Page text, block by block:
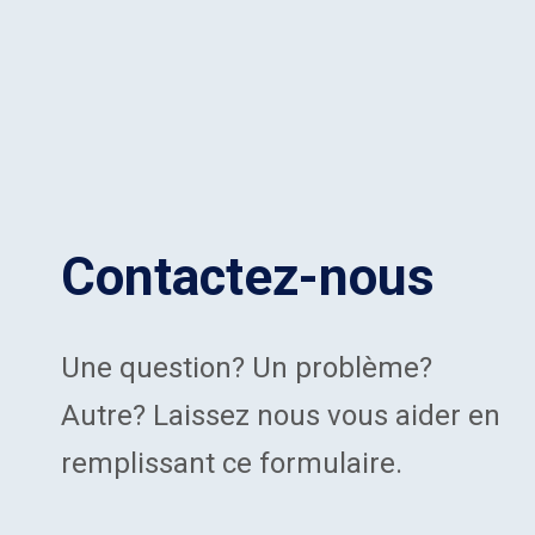
Contactez-nous
Une question? Un problème?
Autre? Laissez nous vous aider en
remplissant ce formulaire.